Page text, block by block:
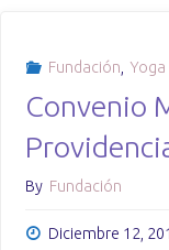
Fundación,
Convenio
By Fundación
Diciembre 12,